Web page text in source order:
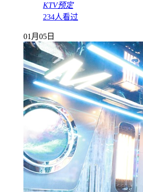
KTV预定
234人看过
01月05日